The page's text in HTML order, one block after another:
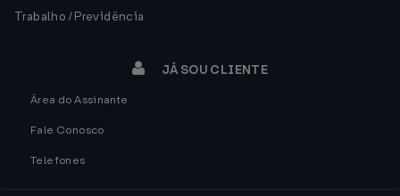
Trabalho / Previdência
JÁ SOU CLIENTE
Área do Assinante
Fale Conosco
Telefones